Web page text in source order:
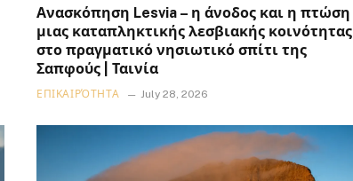
Ανασκόπηση Lesvia – η άνοδος και η πτώση
μιας καταπληκτικής λεσβιακής κοινότητας
στο πραγματικό νησιωτικό σπίτι της
Σαπφούς | Ταινία
ΕΠΙΚΑΙΡΌΤΗΤΑ July 28, 2026